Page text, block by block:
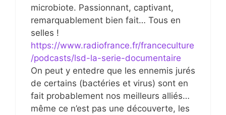
microbiote. Passionnant, captivant,
remarquablement bien fait… Tous en
selles !
https://www.radiofrance.fr/franceculture
/podcasts/lsd-la-serie-documentaire
On peut y entedre que les ennemis jurés
de certains (bactéries et virus) sont en
fait probablement nos meilleurs alliés…
même ce n’est pas une découverte, les